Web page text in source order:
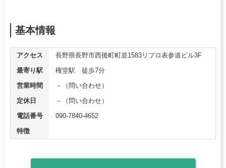
基本情報
アクセス
長野県長野市西後町町並1583リプロ表参道ビル3F
最寄り駅
権堂駅 徒歩7分
営業時間
－（問い合わせ）
定休日
－（問い合わせ）
電話番号
090-7840-4652
特徴